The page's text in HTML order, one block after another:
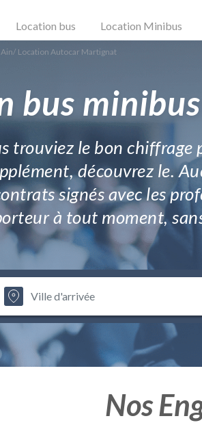
Location bus Location Minibus
/ Location Autocar Martignat
bus
trouviez le bon
découvrez le.
signés avec les
à tout moment,
Nos